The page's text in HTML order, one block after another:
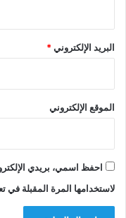
البريد الإلكتروني*
الموقع الإلكتروني
احفظ اسمي، بريدي
لاستخدامها المرة المقبلة في